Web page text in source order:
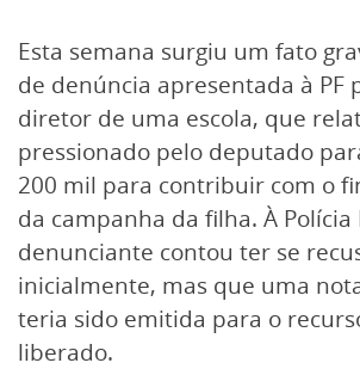
Esta semana surgiu um fato
de denúncia apresentada à PF
diretor de uma escola, que
pressionado pelo deputado
200 mil para contribuir com o
da campanha da filha. À Polícia
denunciante contou ter se
inicialmente, mas que uma
teria sido emitida para o
liberado.